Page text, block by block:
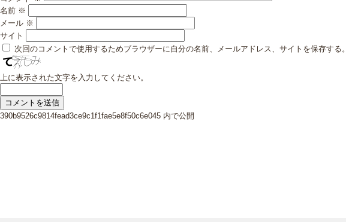
名前 ※
メール ※
サイト
次回のコメントで使用するためブラウザーに自分の名前、メールアドレス、サイトを保存する。
上に表示された文字を入力してください。
投
390b9526c9814fead3ce9c1f1fae5e8f50c6e045 内で公開